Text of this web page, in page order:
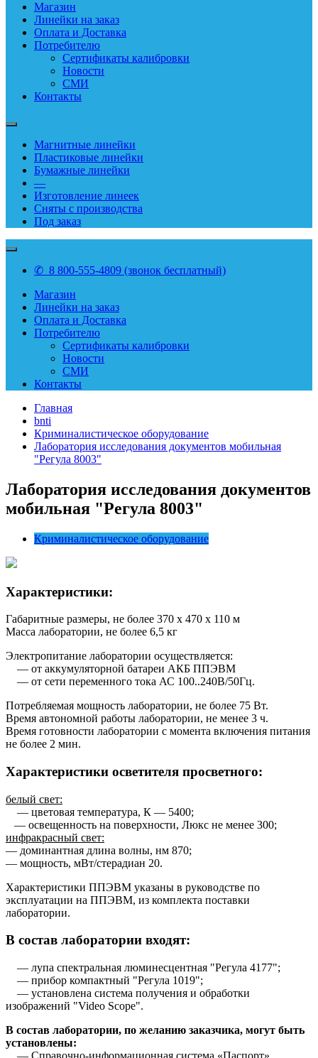
Магазин
Линейки на заказ
Оплата и Доставка
Потребителю
Сертификаты калибровки
Новости
СМИ
Контакты
Магнитные линейки
Пластиковые линейки
Бумажные линейки
—
Изготовление линеек
Сняты с производства
Под заказ
✆ 8 800-555-4809 (звонок бесплатный)
Магазин
Линейки на заказ
Оплата и Доставка
Потребителю
Сертификаты калибровки
Новости
СМИ
Контакты
Главная
bnti
Криминалистическое оборудование
Лаборатория исследования документов мобильная
"Регула 8003"
Лаборатория исследования документов
мобильная "Регула 8003"
Криминалистическое оборудование
Характеристики:
Габаритные размеры, не более 370 x 470 x 110 м
Масса лаборатории, не более 6,5 кг
Электропитание лаборатории осуществляется:
— от аккумуляторной батареи АКБ ППЭВМ
— от сети переменного тока АС 100..240В/50Гц.
Потребляемая мощность лаборатории, не более 75 Вт.
Время автономной работы лаборатории, не менее 3 ч.
Время готовности лаборатории с момента включения питания
не более 2 мин.
Характеристики осветителя просветного:
белый свет:
— цветовая температура, К — 5400;
— освещенность на поверхности, Люкс не менее 300;
инфракрасный свет:
— доминантная длина волны, нм 870;
— мощность, мВт/стерадиан 20.
Характеристики ППЭВМ указаны в руководстве по
эксплуатации на ППЭВМ, из комплекта поставки
лаборатории.
В состав лаборатории входят:
— лупа спектральная люминесцентная "Регула 4177";
— прибор компактный "Регула 1019";
— установлена система получения и обработки
изображений "Video Scope".
В состав лаборатории, по желанию заказчика, могут быть
установлены: